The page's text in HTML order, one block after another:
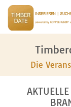
Die